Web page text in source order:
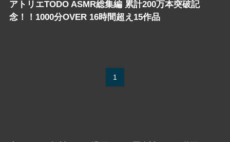
アトリエTODO ASMR総集編 累計200万本突破記
念！！1000分OVER 16時間超え15作品
1